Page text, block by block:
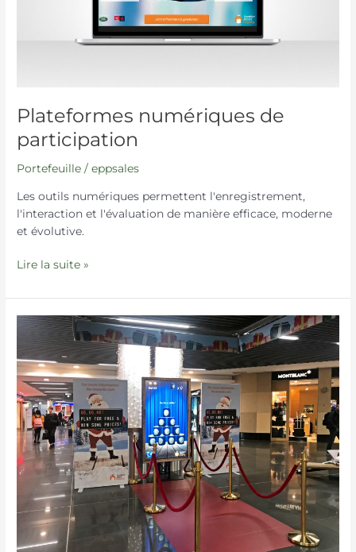
Plateformes numériques de
participation
Portefeuille /eppsales
Les outils numériques permettent l'enregistrement,
l'interaction et l'évaluation de manière efficace, moderne
et évolutive.
Lire la suite »
Approche
analogique,
traitement
numérique